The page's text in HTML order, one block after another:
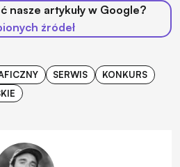
nasze artykuły w Google?
źródeł
SERWIS
KONKURS